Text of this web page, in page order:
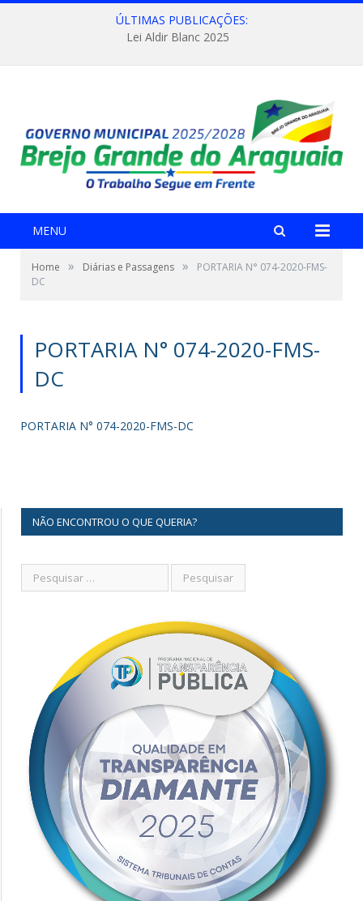
ÚLTIMAS PUBLICAÇÕES:
Lei Aldir Blanc 2025
MENU
Home » Diárias e Passagens »
PORTARIA N° 074-2020-FMS-
DC
PORTARIA N° 074-2020-FMS-
DC
PORTARIA N° 074-2020-FMS-DC
NÃO ENCONTROU O QUE QUERIA?